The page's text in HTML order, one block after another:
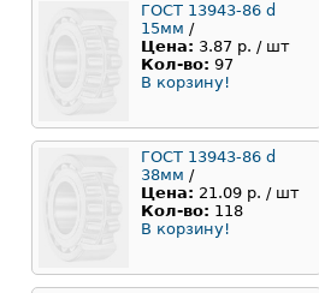
ГОСТ 13943-86 d
15мм /
Цена: 3.87 р. / шт
Кол-во: 97
В корзину!
ГОСТ 13943-86 d
38мм /
Цена: 21.09 р. / шт
Кол-во: 118
В корзину!